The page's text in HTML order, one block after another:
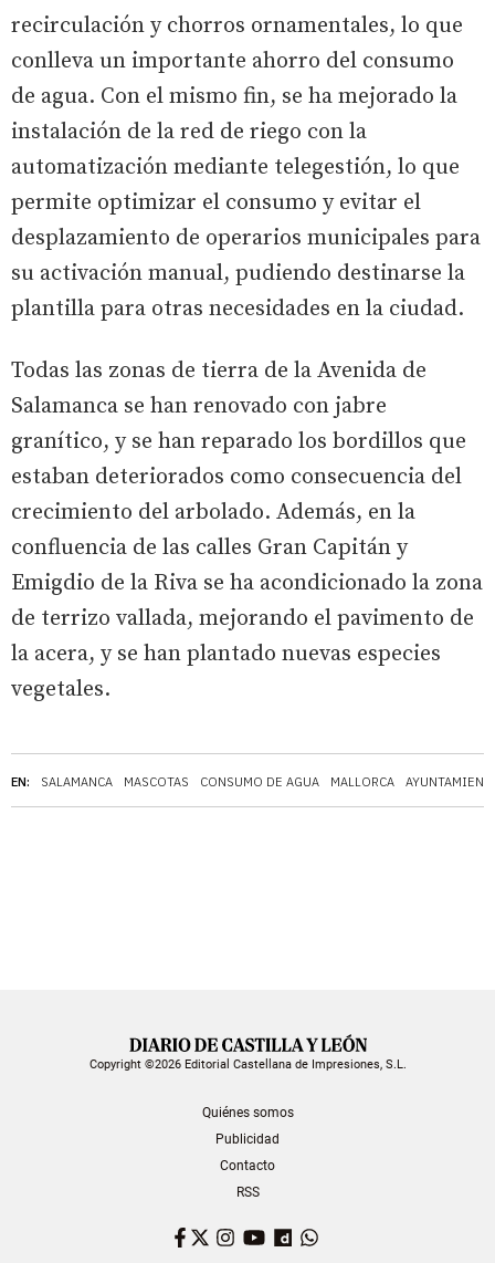
EN: SALAMANCA MASCOTAS CONSUMO DE AGUA MALLORCA
recirculación y chorros ornamentales, lo que
conlleva un importante ahorro del consumo
de agua. Con el mismo fin, se ha mejorado la
instalación de la red de riego con la
automatización mediante telegestión, lo que
permite optimizar el consumo y evitar el
desplazamiento de operarios municipales para
su activación manual, pudiendo destinarse la
plantilla para otras necesidades en la ciudad.
Todas las zonas de tierra de la Avenida de
Salamanca se han renovado con jabre
granítico, y se han reparado los bordillos que
estaban deteriorados como consecuencia del
crecimiento del arbolado. Además, en la
confluencia de las calles Gran Capitán y
Emigdio de la Riva se ha acondicionado la zona
de terrizo vallada, mejorando el pavimento de
la acera, y se han plantado nuevas especies
vegetales.
Copyright ©2026 Editorial Castellana de Impresiones, S.L.
Quiénes somos
Publicidad
Contacto
RSS
Facebook
TwitterInstagram
YouTubeDailymotion